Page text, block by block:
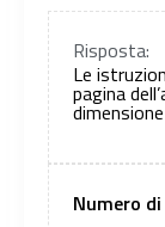
Risposta:
Le
pagina
Numero